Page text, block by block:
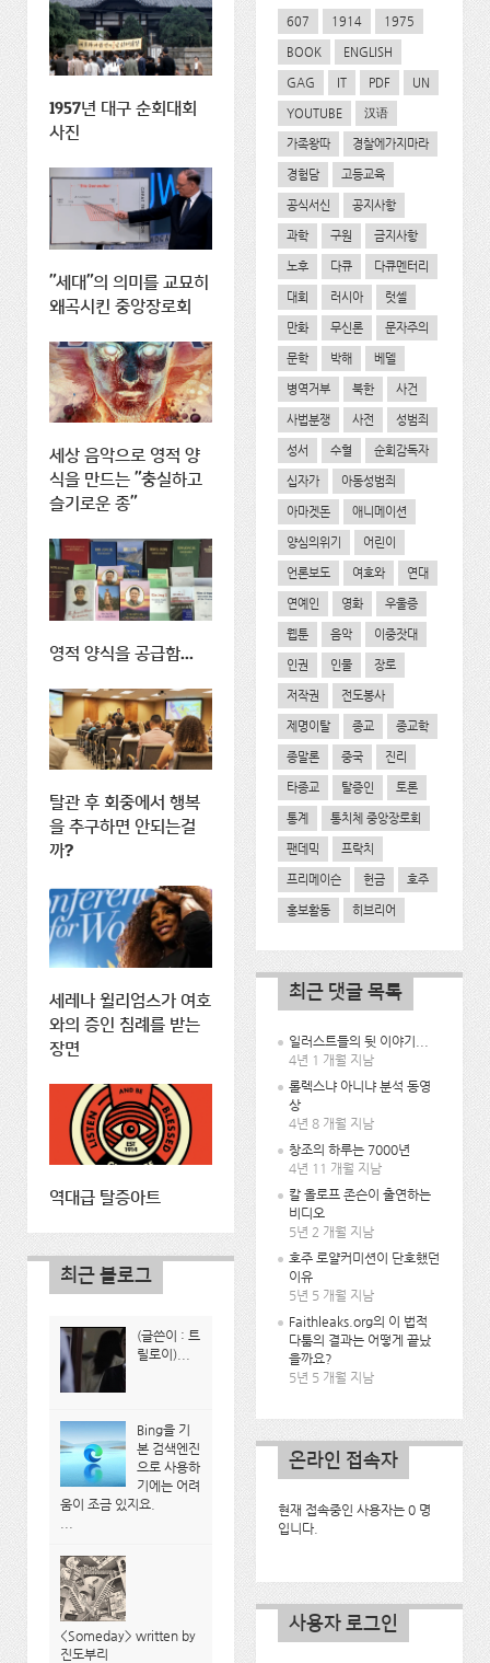
1957년 대구 순회대회
사진
"세대"의 의미를 교묘히
왜곡시킨 중앙장로회
세상 음악으로 영적 양
식을 만드는 "충실하고
슬기로운 종"
영적 양식을 공급함...
탈관 후 회중에서 행복
을 추구하면 안되는걸
까?
세레나 윌리엄스가 여호
와의 증인 침례를 받는
장면
역대급 탈증아트
607 1914 1975
BOOK ENGLISH
GAG IT PDF UN
YOUTUBE 汉语
가족왕따 경찰에가지마라
경험담 고등교육
공식서신 공지사항
과학 구원 금지사항
노후 다큐 다큐멘터리
대회 러시아 럿셀
만화 무신론 문자주의
문학 박해 베델
병역거부 북한 사건
사법분쟁 사전 성범죄
성서 수혈 순회감독자
십자가 아동성범죄
아마겟돈 애니메이션
양심의위기 어린이
언론보도 여호와 연대
연예인 영화 우울증
웹툰 음악 이중잣대
인권 인물 장로
저작권 전도봉사
제명이탈 종교 종교학
종말론 중국 진리
타종교 탈증인 토론
통계 통치체 중앙장로회
팬데믹 프락치
프리메이슨 헌금 호주
홍보활동 히브리어
최근 댓글 목록
일러스트들의 뒷 이야기...
4년 1 개월 지남
롤렉스냐 아니냐 분석 동영
상
4년 8 개월 지남
창조의 하루는 7000년
4년 11 개월 지남
칼 올로프 존슨이 출연하는
비디오
5년 2 개월 지남
호주 로얄커미션이 단호했던
이유
5년 5 개월 지남
Faithleaks.org의 이 법적
다툼의 결과는 어떻게 끝났
을까요?
5년 5 개월 지남
최근 블로그
(글쓴이 : 트
릴로이)...
Bing을 기
본 검색엔진
으로 사용하
기에는 어려
움이 조금 있지요.
<Someday> written by
진도부리
온라인 접속자
현재 접속중인 사용자는 0 명
입니다.
사용자 로그인